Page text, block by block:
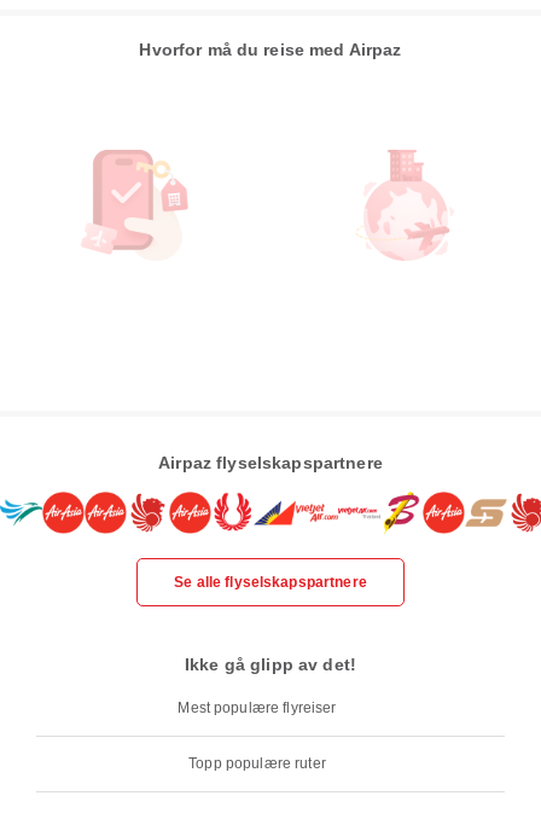
Hvorfor må du reise med Airpaz
Airpaz flyselskapspartnere
Se alle flyselskapspartnere
Ikke gå glipp av det!
Mest populære flyreiser
Topp populære ruter